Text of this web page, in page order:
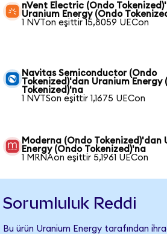
nVent Electric (Ondo
Uranium Energy (Ondo
1 NVTon eşittir 15,8059 UECon
Navitas Semiconductor (Ondo
Tokenized)'dan Uranium Energy
Tokenized)'na
1 NVTSon eşittir 1,1675 UECon
Moderna (Ondo Tokenized)'dan
Energy (Ondo Tokenized)'na
1 MRNAon eşittir 5,1961 UECon
Sorumluluk Reddi
Bu ürün Uranium Energy tarafından